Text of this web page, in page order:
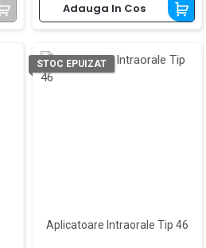
Adauga In Cos
Aplicatoare Intraorale Tip 46
STOC EPUIZAT